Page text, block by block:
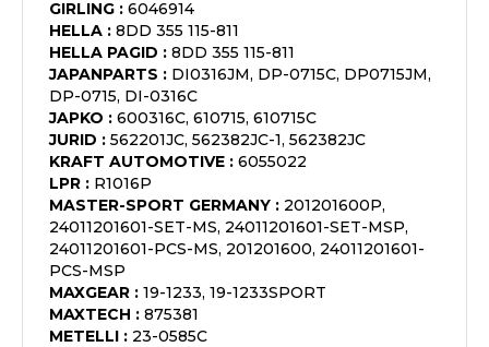
GIRLING : 6046914
HELLA : 8DD 355 115-811
HELLA PAGID : 8DD 355 115-811
JAPANPARTS : DI0316JM, DP-0715C, DP0715JM,
DP-0715, DI-0316C
JAPKO : 600316C, 610715, 610715C
JURID : 562201JC, 562382JC-1, 562382JC
KRAFT AUTOMOTIVE : 6055022
LPR : R1016P
MASTER-SPORT GERMANY : 201201600P,
24011201601-SET-MS, 24011201601-SET-MSP,
24011201601-PCS-MS, 201201600, 24011201601-
PCS-MSP
MAXGEAR : 19-1233, 19-1233SPORT
MAXTECH : 875381
METELLI : 23-0585C